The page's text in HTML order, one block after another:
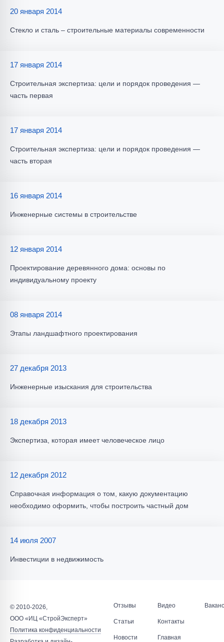
20 января 2014
Стекло и сталь – строительные материалы современности
17 января 2014
Строительная экспертиза: цели и порядок проведения —
часть первая
17 января 2014
Строительная экспертиза: цели и порядок проведения —
часть вторая
16 января 2014
Инженерные системы в строительстве
12 января 2014
Проектирование деревянного дома: основы по
индивидуальному проекту
08 января 2014
Этапы ландшафтного проектирования
27 декабря 2013
Инженерные изыскания для строительства
18 декабря 2013
Экспертиза, которая имеет человеческое лицо
12 декабря 2012
Справочная информация о том, какую документацию
необходимо оформить, чтобы построить частный дом
14 июля 2007
Инвестиции в недвижимость
© 2010-2026,
ООО «ИЦ «СтройЭксперт»
Политика конфиденциальности
Отзывы
Статьи
Новости
Видео
Контакты
Главная